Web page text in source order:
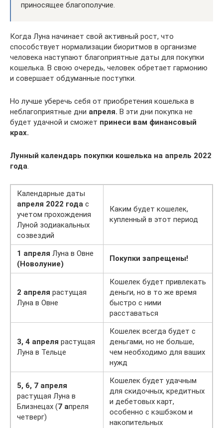
приносящее благополучие.
Когда Луна начинает свой активный рост, что
способствует нормализации биоритмов в организме
человека наступают благоприятные даты для покупки
кошелька. В свою очередь, человек обретает гармонию
и совершает обдуманные поступки.
Но лучше уберечь себя от приобретения кошелька в
неблагоприятные дни апреля. В эти дни покупка не
будет удачной и сможет принеси вам финансовый
крах.
Лунный календарь покупки кошелька на апрель 2022
года.
Календарные даты
апреля 2022 года с
учетом прохождения
Луной зодиакальных
созвездий
Каким будет кошелек,
купленный в этот период
1 апреля Луна в Овне
(Новолуние)
Покупки запрещены!
2 апреля растущая
Луна в Овне
Кошелек будет привлекать
деньги, но в то же время
быстро с ними
расставаться
3, 4 апреля растущая
Луна в Тельце
Кошелек всегда будет с
деньгами, но не больше,
чем необходимо для ваших
нужд
5, 6, 7 апреля
растущая Луна в
Близнецах (7 апреля
четверг)
Кошелек будет удачным
для скидочных, кредитных
и дебетовых карт,
особенно с кэшбэком и
накопительных